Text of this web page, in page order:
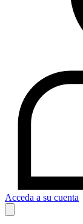
Acceda a su cuenta